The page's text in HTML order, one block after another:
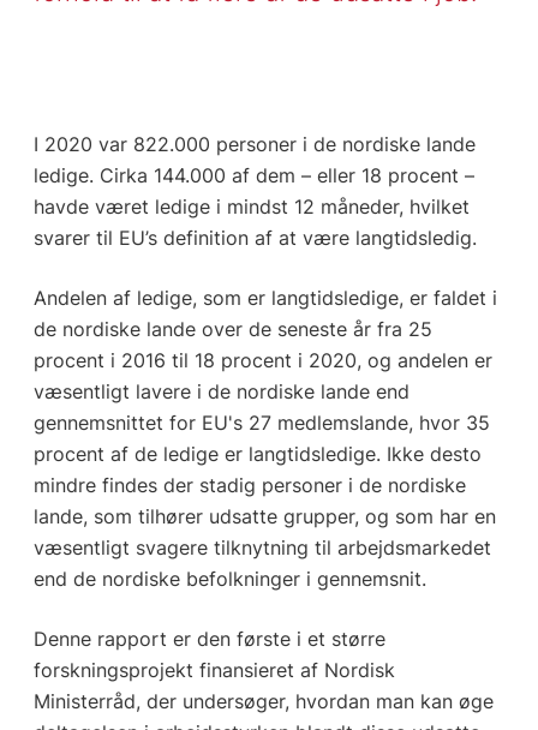
I 2020 var 822.000 personer i de nordiske lande
ledige. Cirka 144.000 af dem – eller 18 procent –
havde været ledige i mindst 12 måneder, hvilket
svarer til EU’s definition af at være langtidsledig.
Andelen af ledige, som er langtidsledige, er faldet i
de nordiske lande over de seneste år fra 25
procent i 2016 til 18 procent i 2020, og andelen er
væsentligt lavere i de nordiske lande end
gennemsnittet for EU's 27 medlemslande, hvor 35
procent af de ledige er langtidsledige. Ikke desto
mindre findes der stadig personer i de nordiske
lande, som tilhører udsatte grupper, og som har en
væsentligt svagere tilknytning til arbejdsmarkedet
end de nordiske befolkninger i gennemsnit.
Denne rapport er den første i et større
forskningsprojekt finansieret af Nordisk
Ministerråd, der undersøger, hvordan man kan øge